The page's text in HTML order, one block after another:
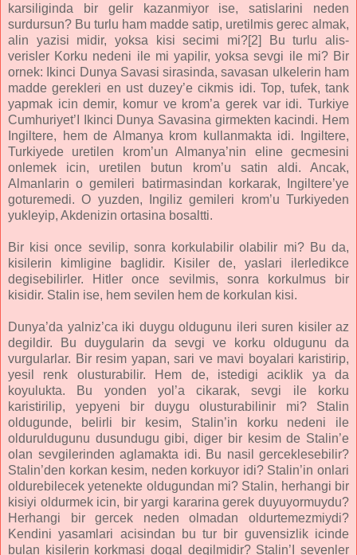
karsiliginda bir gelir kazanmiyor ise, satislarini neden
surdursun? Bu turlu ham madde satip, uretilmis gerec almak,
alin yazisi midir, yoksa kisi secimi mi?[2] Bu turlu alis-
verisler Korku nedeni ile mi yapilir, yoksa sevgi ile mi? Bir
ornek: Ikinci Dunya Savasi sirasinda, savasan ulkelerin ham
madde gerekleri en ust duzey’e cikmis idi. Top, tufek, tank
yapmak icin demir, komur ve krom’a gerek var idi. Turkiye
Cumhuriyet’I Ikinci Dunya Savasina girmekten kacindi. Hem
Ingiltere, hem de Almanya krom kullanmakta idi. Ingiltere,
Turkiyede uretilen krom’un Almanya’nin eline gecmesini
onlemek icin, uretilen butun krom’u satin aldi. Ancak,
Almanlarin o gemileri batirmasindan korkarak, Ingiltere’ye
goturemedi. O yuzden, Ingiliz gemileri krom’u Turkiyeden
yukleyip, Akdenizin ortasina bosaltti.
Bir kisi once sevilip, sonra korkulabilir olabilir mi? Bu da,
kisilerin kimligine baglidir. Kisiler de, yaslari ilerledikce
degisebilirler. Hitler once sevilmis, sonra korkulmus bir
kisidir. Stalin ise, hem sevilen hem de korkulan kisi.
Dunya’da yalniz’ca iki duygu oldugunu ileri suren kisiler az
degildir. Bu duygularin da sevgi ve korku oldugunu da
vurgularlar. Bir resim yapan, sari ve mavi boyalari karistirip,
yesil renk olusturabilir. Hem de, istedigi aciklik ya da
koyulukta. Bu yonden yol’a cikarak, sevgi ile korku
karistirilip, yepyeni bir duygu olusturabilinir mi? Stalin
oldugunde, belirli bir kesim, Stalin’in korku nedeni ile
olduruldugunu dusundugu gibi, diger bir kesim de Stalin’e
olan sevgilerinden aglamakta idi. Bu nasil gerceklesebilir?
Stalin’den korkan kesim, neden korkuyor idi? Stalin’in onlari
oldurebilecek yetenekte oldugundan mi? Stalin, herhangi bir
kisiyi oldurmek icin, bir yargi kararina gerek duyuyormuydu?
Herhangi bir gercek neden olmadan oldurtemezmiydi?
Kendini yasamlari acisindan bu tur bir guvensizlik icinde
bulan kisilerin korkmasi dogal degilmidir? Stalin’I sevenler